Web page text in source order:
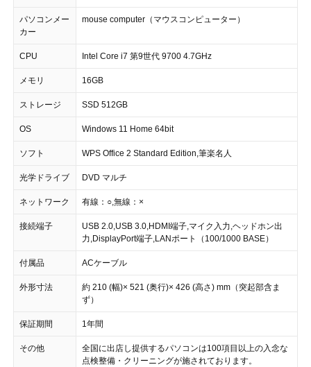
パソコンメー
カー
mouse computer（マウスコンピューター）
CPU Intel Core i7 第9世代 9700 4.7GHz
メモリ 16GB
ストレージ SSD 512GB
OS Windows 11 Home 64bit
ソフト WPS Office 2 Standard Edition,筆楽名人
光学ドライブ DVD マルチ
ネットワーク 有線：○,無線：×
接続端子
USB 2.0,USB 3.0,HDMI端子,マイク入力,ヘッドホン出
力,DisplayPort端子,LANポート（100/1000 BASE）
付属品 ACケーブル
外形寸法
約 210 (幅)× 521 (奥行)× 426 (高さ) mm（突起部含ま
ず）
保証期間 1年間
その他
全国に出店し提供するパソコンは100項目以上の入念な
点検整備・クリーニングが施されております。